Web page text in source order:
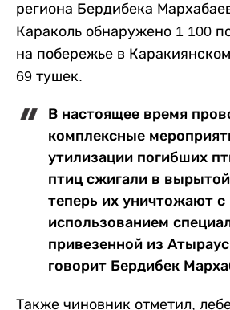
региона Бердибека
Караколь обнаружено 1 100
на побережье в
69 тушек.
В настоящее время
комплексные
утилизации погибших
птиц сжигали в
теперь их уничтожают с
использованием
привезенной из
говорит Бердибек
Также чиновник отметил,